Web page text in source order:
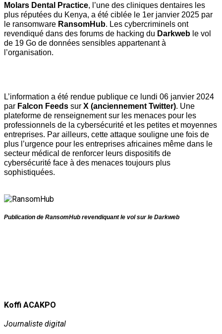
Molars Dental Practice, l’une des cliniques dentaires les
plus réputées du Kenya, a été ciblée le 1er janvier 2025 par
le ransomware RansomHub. Les cybercriminels ont
revendiqué dans des forums de hacking du Darkweb le vol
de 19 Go de données sensibles appartenant à
l’organisation.
L’information a été rendue publique ce lundi 06 janvier 2024
par Falcon Feeds sur X (anciennement Twitter). Une
plateforme de renseignement sur les menaces pour les
professionnels de la cybersécurité et les petites et moyennes
entreprises. Par ailleurs, cette attaque souligne une fois de
plus l’urgence pour les entreprises africaines même dans le
secteur médical de renforcer leurs dispositifs de
cybersécurité face à des menaces toujours plus
sophistiquées.
Publication de RansomHub revendiquant le vol sur le Darkweb
Koffi ACAKPO
Journaliste digital